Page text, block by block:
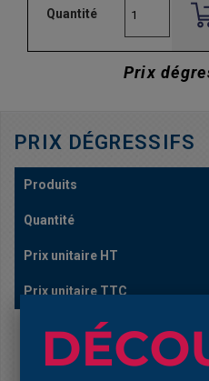
Quantité
Prix
PRIX DÉGRESSIFS
Produits
Quantité
Prix unitaire HT
Prix unitaire TTC
3020 NBR soufflet 11mm et
160mm